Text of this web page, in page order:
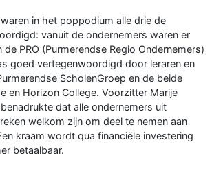
in het poppodium alle drie de
vanuit de ondernemers waren er
de PRO (Purmerendse Regio Ondernemers)
goed vertegenwoordigd door leraren en
ScholenGroep en de beide
en Horizon College. Voorzitter Marije
dat alle ondernemers uit
welkom zijn om deel te nemen aan
kraam wordt qua financiële investering
betaalbaar.